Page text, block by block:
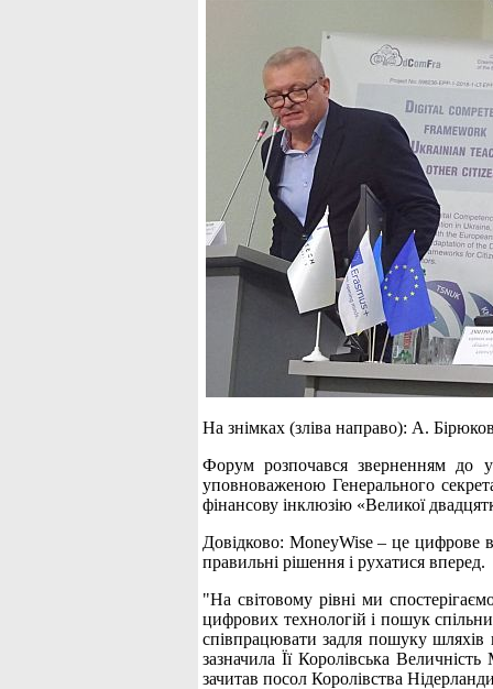
На знімках (зліва направо): А.
Форум розпочався зверненням до
уповноваженою Генерального
фінансову інклюзію «Великої
Довідково: MoneyWise – це цифрове
правильні рішення і рухатися вперед.
"На світовому рівні ми
цифрових технологій і пошук
співпрацювати задля пошуку шляхів
зазначила Її Королівська
зачитав посол Королівства